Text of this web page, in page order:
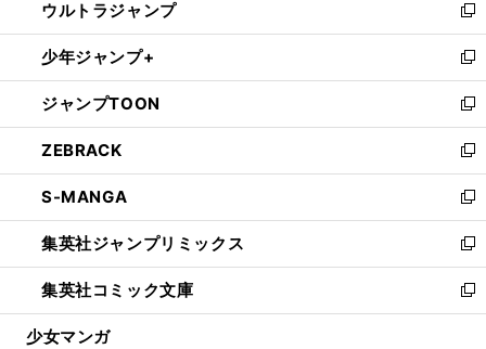
く
で
開
く
ド
ウ
で
開
く
ィ
ン
ド
ウ
で
開
く
い
ウ
ィ
ン
ド
ウ
で
開
く
ウルトラジャンプ
新
し
い
ウ
ィ
ン
ド
ウ
で
開
く
少年ジャンプ+
新
し
い
ウ
ィ
ン
ド
ウ
で
開
く
ジャンプTOON
新
し
い
ウ
ィ
ン
ド
ウ
で
開
ZEBRACK
新
し
い
ウ
ィ
ン
ド
ウ
S-MANGA
新
し
い
ウ
ィ
ン
集英社ジャンプリミックス
新
し
い
ウ
集英社コミック文庫
新
し
少女マンガ